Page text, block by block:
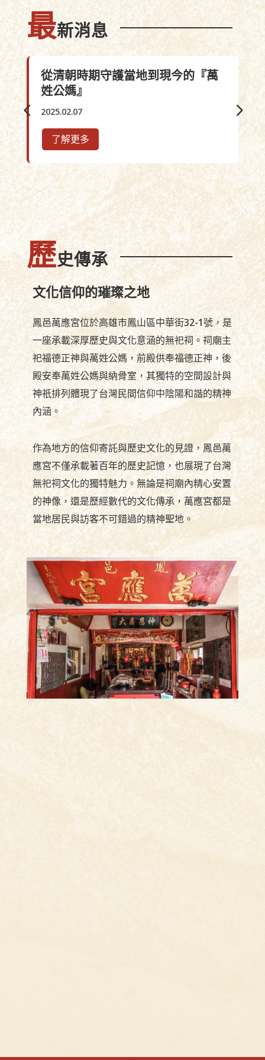
最新消息
從清朝時期守護當地到現今的『萬
姓公媽』
2025.02.07
了解更多
歷史傳承
文化信仰的璀璨之地
鳳邑萬應宮位於高雄市鳳山區中華街32-1號，是
一座承載深厚歷史與文化意涵的無祀祠。祠廟主
祀福德正神與萬姓公媽，前殿供奉福德正神，後
殿安奉萬姓公媽與納骨室，其獨特的空間設計與
神祇排列體現了台灣民間信仰中陰陽和諧的精神
內涵。
作為地方的信仰寄託與歷史文化的見證，鳳邑萬
應宮不僅承載著百年的歷史記憶，也展現了台灣
無祀祠文化的獨特魅力。無論是祠廟內精心安置
的神像，還是歷經數代的文化傳承，萬應宮都是
當地居民與訪客不可錯過的精神聖地。